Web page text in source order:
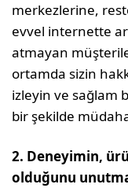
merkezlerine,
evvel internette
atmayan
ortamda sizin
izleyin ve sağlam
bir şekilde
2. Deneyimin,
olduğunu